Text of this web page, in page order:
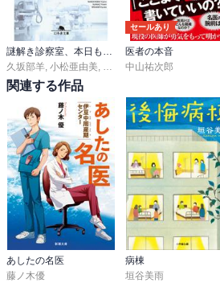
久坂部羊 小松亜由美 中山祐次郎,七尾与史
セールあり
医者の本音
中山祐次郎
関連する作品
あしたの名医
藤ノ木優
病棟
垣谷美雨